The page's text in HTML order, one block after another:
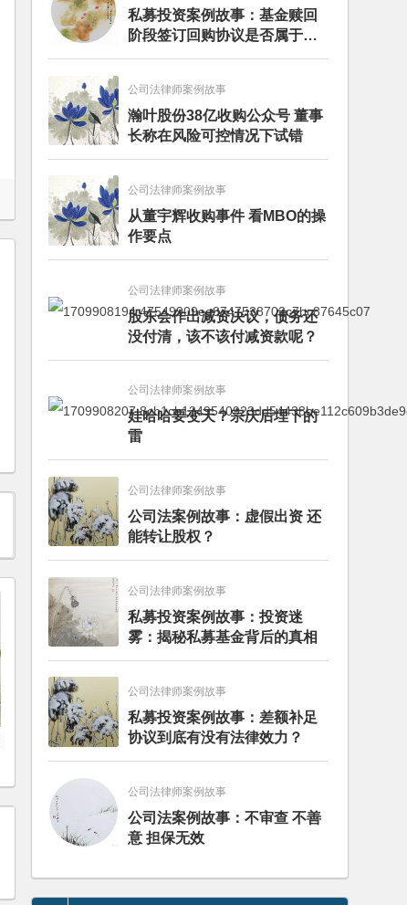
私募投资案例故事：基金赎回
阶段签订回购协议是否属于刚
性兑付？
公司法律师案例故事
瀚叶股份38亿收购公众号 董事
长称在风险可控情况下试错
公司法律师案例故事
从董宇辉收购事件 看MBO的操
作要点
公司法律师案例故事
股东会作出减资决议，债务还
没付清，该不该付减资款呢？
公司法律师案例故事
娃哈哈要变天？宗庆后埋下的
雷
公司法律师案例故事
公司法案例故事：虚假出资 还
能转让股权？
公司法律师案例故事
私募投资案例故事：投资迷
雾：揭秘私募基金背后的真相
公司法律师案例故事
私募投资案例故事：差额补足
协议到底有没有法律效力？
公司法律师案例故事
公司法案例故事：不审查 不善
意 担保无效